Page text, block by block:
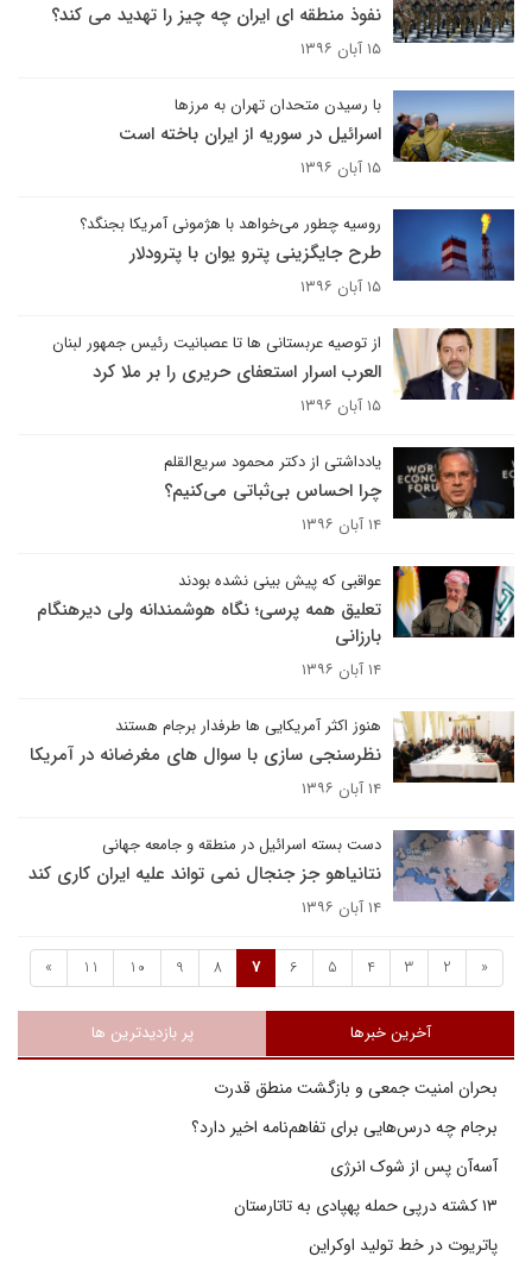
نفوذ منطقه ای ایران چه چیز را تهدید می کند؟
۱۵ آبان ۱۳۹۶
با رسیدن متحدان تهران به مرزها
اسرائیل در سوریه از ایران باخته است
۱۵ آبان ۱۳۹۶
روسیه چطور می‌خواهد با هژمونی آمریکا بجنگد؟
طرح جایگزینی پترو یوان با پترودلار
۱۵ آبان ۱۳۹۶
از توصیه عربستانی ها تا عصبانیت رئیس جمهور لبنان
العرب اسرار استعفای حریری را بر ملا کرد
۱۵ آبان ۱۳۹۶
یادداشتی از دکتر محمود سریع‌القلم
چرا احساس بی‌ثباتی می‌کنیم؟
۱۴ آبان ۱۳۹۶
عواقبی که پیش بینی نشده بودند
تعلیق همه پرسی؛ نگاه هوشمندانه ولی دیرهنگام
بارزانی
۱۴ آبان ۱۳۹۶
هنوز اکثر آمریکایی ها طرفدار برجام هستند
نظرسنجی سازی با سوال های مغرضانه در آمریکا
۱۴ آبان ۱۳۹۶
دست بسته اسرائیل در منطقه و جامعه جهانی
نتانیاهو جز جنجال نمی تواند علیه ایران کاری کند
۱۴ آبان ۱۳۹۶
«
2
3
4
5
6
7
8
9
10
11
»
آخرین خبرها پر بازدیدترین ها
بحران امنیت جمعی و بازگشت منطق قدرت
برجام چه درس‌هایی برای تفاهم‌نامه اخیر دارد؟
آسه‌آن پس از شوک انرژی
پاتریوت در خط تولید اوکراین